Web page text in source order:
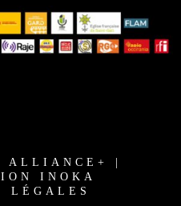
ALLIANCE+ |
INOKA
LÉGALES